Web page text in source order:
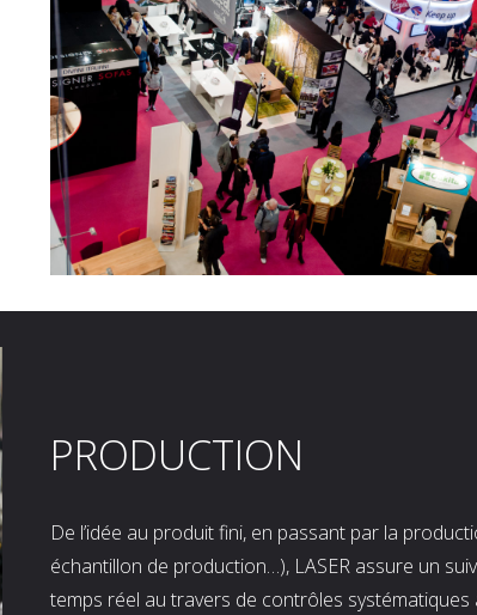
PRODUCTION
De l’idée au produit fini, en passant par la
échantillon de production…), LASER assure un
temps réel au travers de contrôles systématiques